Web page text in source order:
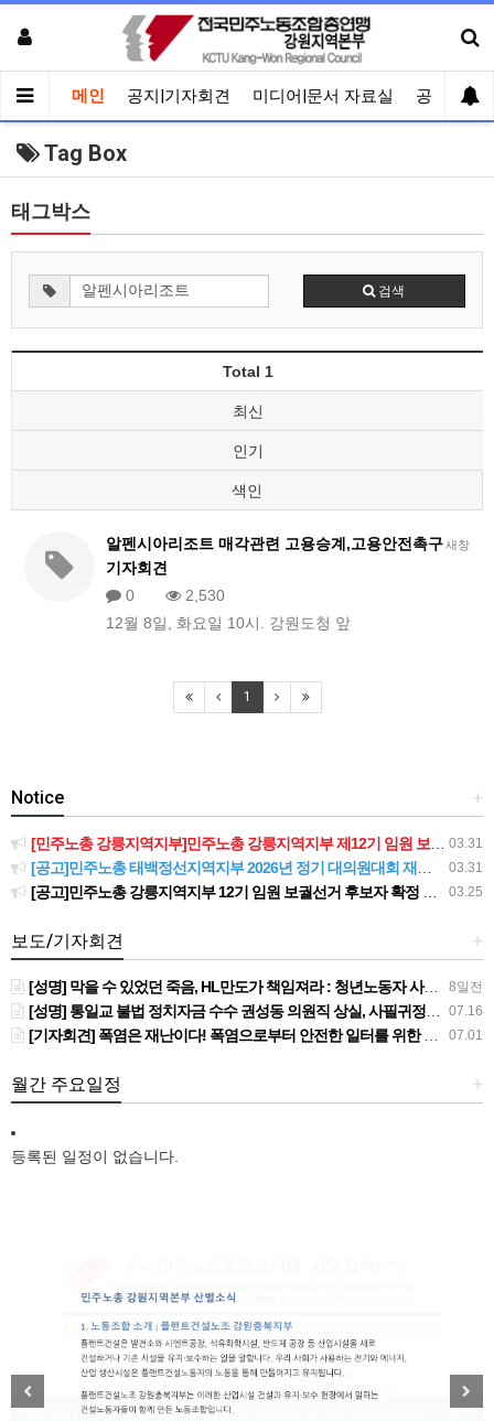
메인 공지|기자회견 미디어|문서 자료실 공유게시
Tag Box
태그박스
검색
Total 1
최신
인기
색인
새창
알펜시아리조트 매각관련 고용승계,고용안전촉구
기자회견
0
2,530
12월 8일, 화요일 10시. 강원도청 앞
1
+
Notice
03.31
[민주노총 강릉지역지부]민주노총 강릉지역지부 제12기 임원 보궐선거결과 공고
03.31
[공고]민주노총 태백정선지역지부 2026년 정기 대의원대회 재소집 건
03.25
[공고]민주노총 강릉지역지부 12기 임원 보궐선거 후보자 확정 공고
+
보도/기자회견
8일전
[성명] 막을 수 있었던 죽음, HL만도가 책임져라 : 청년노동자 사망사고의 철저한 진상규명과 재발방지 대책 마련하라
07.16
[성명] 통일교 불법 정치자금 수수 권성동 의원직 상실, 사필귀정이다
07.01
[기자회견] 폭염은 재난이다! 폭염으로부터 안전한 일터를 위한 민주노총 강원지역본부 폭염감시단 선포 기자회견
+
월간 주요일정
등록된 일정이 없습니다.